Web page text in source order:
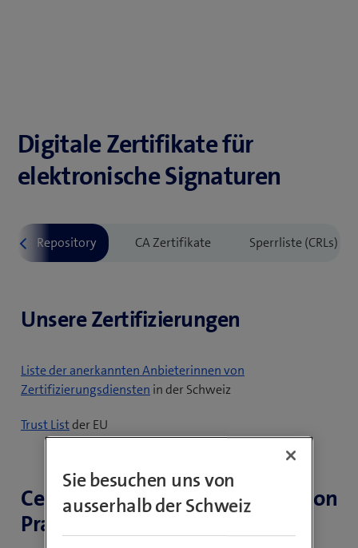
Digitale Zertifikate für
elektronische Signaturen
Unsere Zertifizierungen
Liste der anerkannten Anbieterinnen von
Zertifizierungsdiensten
e
t
in der Schweiz
Trust List(
ö
f
n
t
der EU
Certificate Policy und Certification
Practice Statements (CP/CPS)
Sie besuchen uns von
ausserhalb der Schweiz